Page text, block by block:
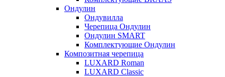
Ондулин
Ондувилла
Черепица Ондулин
Ондулин SMART
Комплектующие Ондулин
Композитная черепица
LUXARD Roman
LUXARD Classic